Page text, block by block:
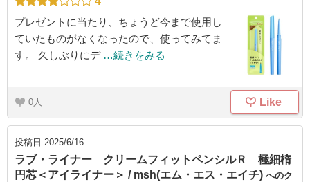
プレゼントに当たり、ちょうど今まで使用し
ていたものがなくなったので、使ってみてま
す。 久しぶりにデ …続きをみる
0 Like
投稿日 2025/6/16
ラブ・ライナー クリームフィットペンシルＲ 極細楕
円芯＜アイライナー＞ / msh(エム・エス・エイチ) へのク